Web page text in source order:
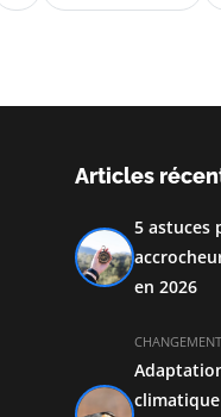
Articles
5 astuces
en 2026